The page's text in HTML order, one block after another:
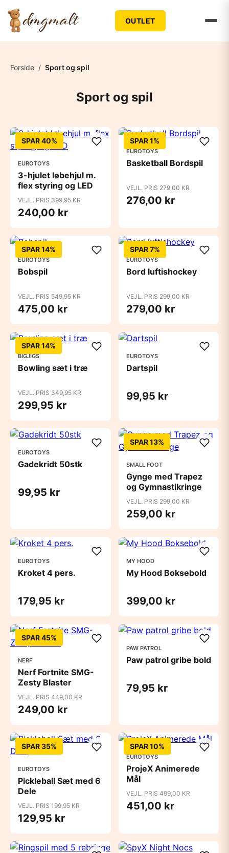
OUTLET
Forside / Sport og spil
Sport og spil
SPAR 40%
EUROTOYS
3-hjulet løbehjul m.
flex styring og LED
VEJL. PRIS 399,95 KR
240,00 kr
SPAR 1%
EUROTOYS
Basketball Bordspil
VEJL. PRIS 279,00 KR
276,00 kr
SPAR 14%
EUROTOYS
Bobspil
VEJL. PRIS 549,95 KR
475,00 kr
SPAR 7%
EUROTOYS
Bord luftishockey
VEJL. PRIS 299,00 KR
279,00 kr
SPAR 14%
BIGJIGS
Bowling sæt i træ
VEJL. PRIS 349,95 KR
299,95 kr
EUROTOYS
Dartspil
99,95 kr
EUROTOYS
Gadekridt 50stk
99,95 kr
SPAR 13%
SMALL FOOT
Gynge med Trapez
og Gymnastikringe
VEJL. PRIS 299,00 KR
259,00 kr
EUROTOYS
Kroket 4 pers.
179,95 kr
MY HOOD
My Hood Boksebold
399,00 kr
SPAR 45%
NERF
Nerf Fortnite SMG-
Zesty Blaster
VEJL. PRIS 449,00 KR
249,00 kr
PAW PATROL
Paw patrol gribe bold
79,95 kr
SPAR 35%
EUROTOYS
Pickleball Sæt med 6
Dele
VEJL. PRIS 199,95 KR
129,95 kr
SPAR 10%
EUROTOYS
ProjeX Animerede
Mål
VEJL. PRIS 499,00 KR
451,00 kr